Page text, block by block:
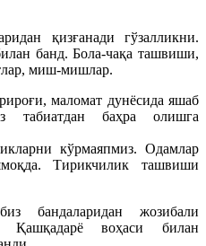
қизғанади гўзалликни.
банд. Бола-чақа ташвиши,
миш-мишлар.
маломат дунёсида яшаб
табиатдан баҳра олишга
кўрмаяпмиз. Одамлар
Тирикчилик ташвиши
бандаларидан жозибали
Қашқадарё воҳаси билан